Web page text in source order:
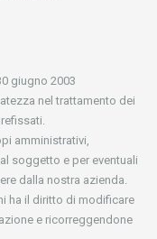
giugno 2003
nel trattamento dei
amministrativi,
soggetto e per eventuali
dalla nostra azienda.
ha il diritto di modificare
e ricorreggendone